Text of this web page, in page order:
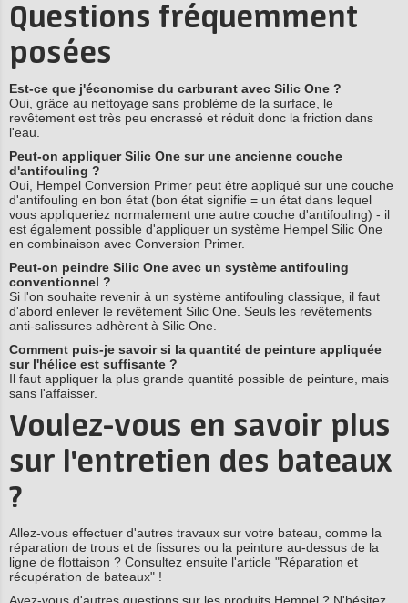
Questions fréquemment
posées
Est-ce que j'économise du carburant avec Silic One ?
Oui, grâce au nettoyage sans problème de la surface, le
revêtement est très peu encrassé et réduit donc la friction dans
l'eau.
Peut-on appliquer Silic One sur une ancienne couche
d'antifouling ?
Oui, Hempel Conversion Primer peut être appliqué sur une couche
d'antifouling en bon état (bon état signifie = un état dans lequel
vous appliqueriez normalement une autre couche d'antifouling) - il
est également possible d'appliquer un système Hempel Silic One
en combinaison avec Conversion Primer.
Peut-on peindre Silic One avec un système antifouling
conventionnel ?
Si l'on souhaite revenir à un système antifouling classique, il faut
d'abord enlever le revêtement Silic One. Seuls les revêtements
anti-salissures adhèrent à Silic One.
Comment puis-je savoir si la quantité de peinture appliquée
sur l'hélice est suffisante ?
Il faut appliquer la plus grande quantité possible de peinture, mais
sans l'affaisser.
Voulez-vous en savoir plus
sur l'entretien des bateaux
?
Allez-vous effectuer d'autres travaux sur votre bateau, comme la
réparation de trous et de fissures ou la peinture au-dessus de la
ligne de flottaison ? Consultez ensuite l'article "Réparation et
récupération de bateaux" !